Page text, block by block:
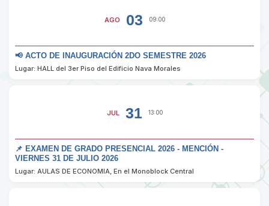
AGO 03 09:00
📢 ACTO DE INAUGURACIÓN 2DO SEMESTRE 2026
Lugar: HALL del 3er Piso del Edificio Nava Morales
JUL 31 13:00
📌 EXAMEN DE GRADO PRESENCIAL 2026 - MENCIÓN -
VIERNES 31 DE JULIO 2026
Lugar: AULAS DE ECONOMIA, En el Monoblock Central